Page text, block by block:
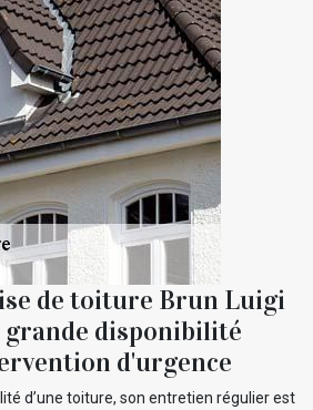
de toiture Brun Luigi
disponibilité
d'urgence
d’une toiture, son entretien régulier est